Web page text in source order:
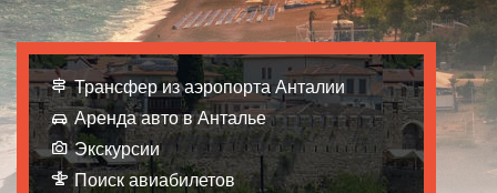
Трансфер из аэропорта Анталии
Аренда авто в Анталье
Экскурсии
Поиск авиабилетов